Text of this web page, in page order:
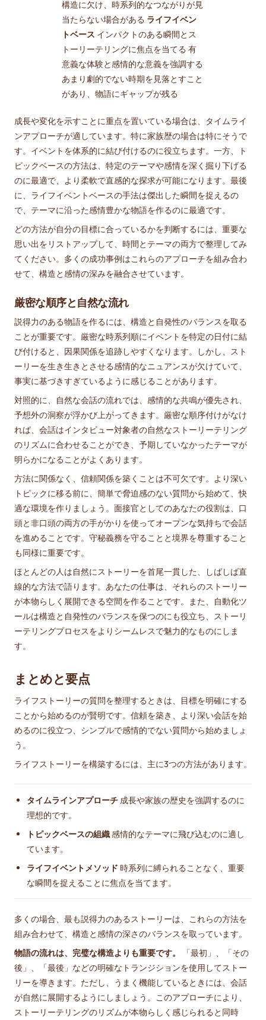
構造に欠け、時系列的なつながりが見
当たらない場合がある ライフイベン
トベース インパクトのある瞬間とス
トーリーテリングに焦点を当てる 有
意義な体験と感情的な意義を強調する
あまり劇的でない時期を見落とすこと
があり、物語にギャップが残る
成長や変化を示すことに重点を置いている場合は、タイムライ
ンアプローチが適しています。特に家族歴の場合は特にそうで
す。イベントを体系的に結び付けるのに役立ちます。一方、ト
ピックベースの方法は、特定のテーマや感情を深く掘り下げる
のに最適で、より柔軟で直感的な探求が可能になります。最後
に、ライフイベントベースの手法は傑出した瞬間を捉えるの
で、テーマに沿った感情豊かな物語を作るのに最適です。
どの方法が自分の目標に合っているかを判断するには、重要な
思い出をリストアップして、時間とテーマの両方で整理してみ
てください。多くの成功事例はこれらのアプローチを組み合わ
せて、構造と感情の深みを融合させています。
厳密な順序と自然な流れ
説得力のある物語を作るには、構造と自発性のバランスを取る
ことが重要です。厳密な時系列順にイベントを特定の日付に結
び付けると、因果関係を追跡しやすくなります。しかし、スト
ーリーを生き生きとさせる感情的なニュアンスが欠けていて、
事実に基づきすぎているように感じることがあります。
対照的に、自然な会話の流れでは、感情的な共鳴が優先され、
予想外の洞察が浮かび上がってきます。厳密な順序付けがなけ
れば、会話はインタビュー対象者の自然なストーリーテリング
のリズムに合わせることができ、予期していなかったテーマが
明らかになることがよくあります。
方法に関係なく、信頼関係を築くことは不可欠です。より深い
トピックに移る前に、簡単で脅迫感のない質問から始めて、快
適な環境を作りましょう。面接官としてのあなたの役割は、口
頭と非口頭の両方の手がかりを使ってオープンな気持ちで会話
を進めることです。守秘義務を守ることと境界を尊重すること
も同様に重要です。
ほとんどの人は自然にストーリーを首尾一貫した、しばしば直
線的な方法で語ります。あなたの仕事は、それらのストーリー
が本物らしく展開できる空間を作ることです。また、自動化ツ
ールは構造と自発性のバランスを保つのにも役立ち、ストーリ
ーテリングプロセスをよりシームレスで魅力的なものにしま
す。
まとめと要点
ライフストーリーの質問を整理するときは、目標を明確にする
ことから始めるのが賢明です。信頼を築き、より深い会話を始
めるのに役立つ、シンプルで感情的でない質問から始めましょ
う。
ライフストーリーを構築するには、主に3つの方法があります。
タイムラインアプローチ 成長や家族の歴史を強調するのに
理想的です。
トピックベースの組織感情的なテーマに飛び込むのに適し
ています。
ライフイベントメソッド 時系列に縛られることなく、重要
な瞬間を捉えることに焦点を当てます。
多くの場合、最も説得力のあるストーリーは、これらの方法を
組み合わせて、構造と感情の深さのバランスを取っています。
物語の流れは、完璧な構造よりも重要です。
「最初」、「その
後」、「最後」などの明確なトランジションを使用してストー
リーを導きます。ただし、うまく機能しているときには、会話
が自然に展開するようにしましょう。このアプローチにより、
ストーリーテリングのリズムが本物らしく感じられると同時